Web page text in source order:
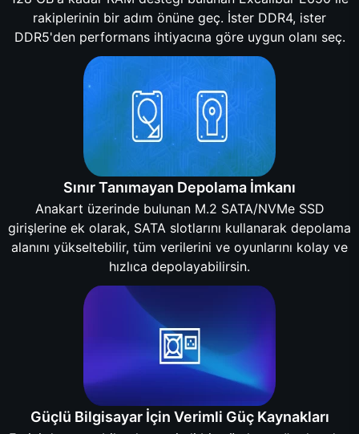
rakiplerinin bir adım önüne geç. İster DDR4, ister
DDR5'den performans ihtiyacına göre uygun olanı seç.
Sınır Tanımayan Depolama İmkanı
Anakart üzerinde bulunan M.2 SATA/NVMe SSD
girişlerine ek olarak, SATA slotlarını kullanarak depolama
alanını yükseltebilir, tüm verilerini ve oyunlarını kolay ve
hızlıca depolayabilirsin.
Güçlü Bilgisayar İçin Verimli Güç Kaynakları